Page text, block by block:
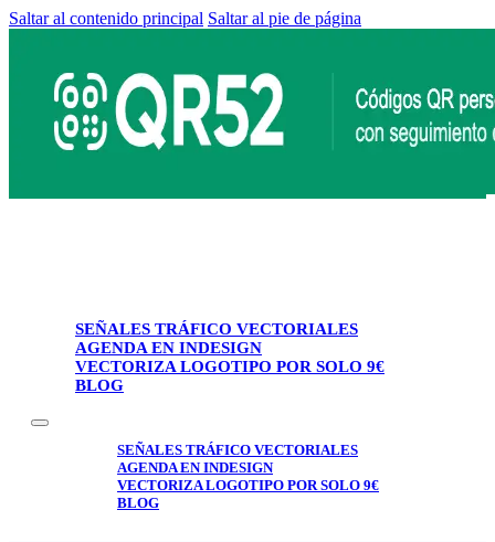
Saltar al contenido principal Saltar al pie de página
SEÑALES TRÁFICO VECTORIALES
AGENDA EN INDESIGN
VECTORIZA LOGOTIPO POR SOLO 9€
BLOG
SEÑALES TRÁFICO VECTORIALES
AGENDA EN INDESIGN
VECTORIZA LOGOTIPO POR SOLO 9€
BLOG